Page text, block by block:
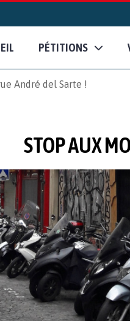
PÉTITIONS
André del Sarte !
STOP AUX